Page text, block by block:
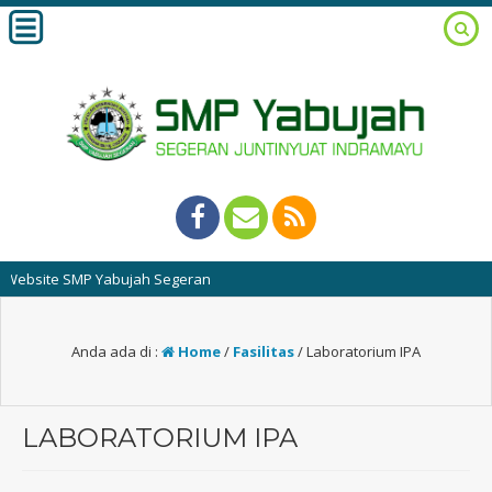
SMP Yabujah Segeran
Anda ada di : Home/ Fasilitas/Laboratorium IPA
LABORATORIUM IPA